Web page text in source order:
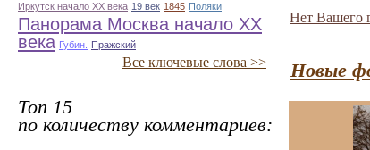
Иркутск начало ХХ века 19 век 1845 Поляки
Панорама Москва начало ХХ
века Губин. Пражский
Все ключевые слова >>
Топ 15
по количеству комментариев:
Нет Вашего
Новые